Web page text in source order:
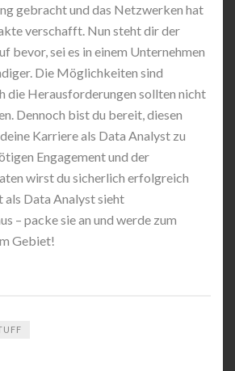
gebracht und das Netzwerken hat
verschafft. Nun steht dir der
bevor, sei es in einem Unternehmen
Die Möglichkeiten sind
die Herausforderungen sollten nicht
Dennoch bist du bereit, diesen
Karriere als Data Analyst zu
Engagement und der
wirst du sicherlich erfolgreich
als Data Analyst sieht
– packe sie an und werde zum
Gebiet!